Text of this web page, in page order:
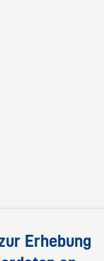
Erhebung